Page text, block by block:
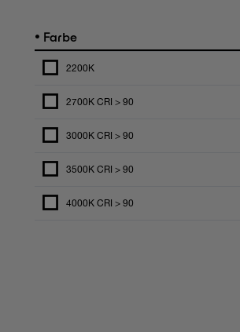
• Farbe
2200K
2700K CRI > 90
3000K CRI > 90
3500K CRI > 90
4000K CRI > 90